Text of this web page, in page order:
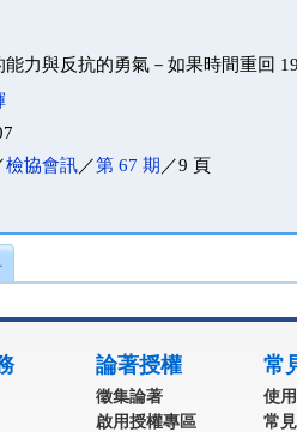
能力與反抗的勇氣－如果時間重回
檢協會訊／第 67 期 ／9 頁
論著授權
徵集論著
啟用授權專區
常
使
常